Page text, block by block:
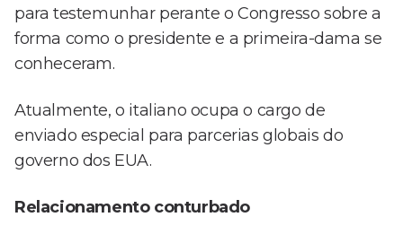
para testemunhar perante o Congresso sobre a
forma como o presidente e a primeira-dama se
conheceram.
Atualmente, o italiano ocupa o cargo de
enviado especial para parcerias globais do
governo dos EUA.
Relacionamento conturbado